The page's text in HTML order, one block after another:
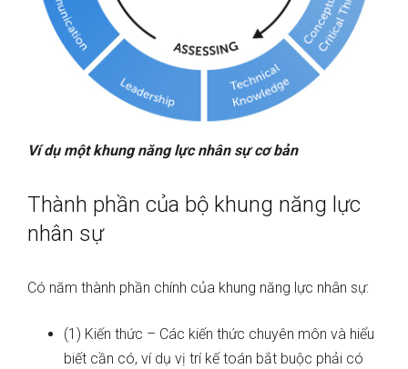
Ví dụ một khung năng lực nhân sự cơ bản
Thành phần của bộ khung năng lực
nhân sự
Có năm thành phần chính của khung năng lực nhân sự:
(1) Kiến thức – Các kiến thức chuyên môn và hiểu
biết cần có, ví dụ vị trí kế toán bắt buộc phải có